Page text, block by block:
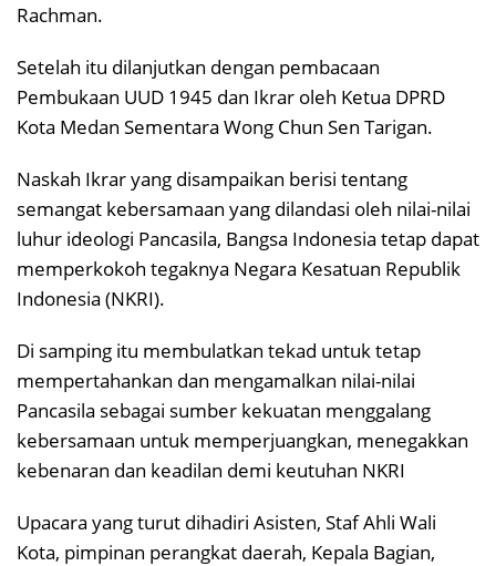
Rachman.
Setelah itu dilanjutkan dengan pembacaan
Pembukaan UUD 1945 dan Ikrar oleh Ketua DPRD
Kota Medan Sementara Wong Chun Sen Tarigan.
Naskah Ikrar yang disampaikan berisi tentang
semangat kebersamaan yang dilandasi oleh nilai-nilai
luhur ideologi Pancasila, Bangsa Indonesia tetap dapat
memperkokoh tegaknya Negara Kesatuan Republik
Indonesia (NKRI).
Di samping itu membulatkan tekad untuk tetap
mempertahankan dan mengamalkan nilai-nilai
Pancasila sebagai sumber kekuatan menggalang
kebersamaan untuk memperjuangkan, menegakkan
kebenaran dan keadilan demi keutuhan NKRI
Upacara yang turut dihadiri Asisten, Staf Ahli Wali
Kota, pimpinan perangkat daerah, Kepala Bagian,